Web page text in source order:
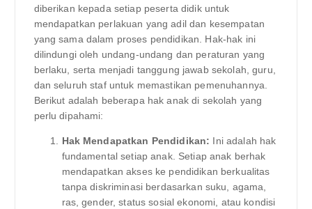
diberikan kepada setiap peserta didik untuk
mendapatkan perlakuan yang adil dan kesempatan
yang sama dalam proses pendidikan. Hak-hak ini
dilindungi oleh undang-undang dan peraturan yang
berlaku, serta menjadi tanggung jawab sekolah, guru,
dan seluruh staf untuk memastikan pemenuhannya.
Berikut adalah beberapa hak anak di sekolah yang
perlu dipahami:
Hak Mendapatkan Pendidikan: Ini adalah hak
fundamental setiap anak. Setiap anak berhak
mendapatkan akses ke pendidikan berkualitas
tanpa diskriminasi berdasarkan suku, agama,
ras, gender, status sosial ekonomi, atau kondisi